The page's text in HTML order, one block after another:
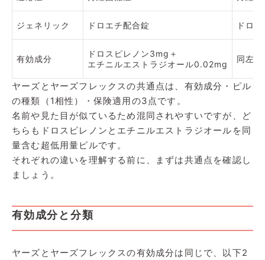
ジェネリック ドロエチ配合錠 ドロ
有効成分
ドロスピレノン3mg＋
エチニルエストラジオール0.02mg
同左
ヤーズとヤーズフレックスの共通点は、有効成分・ピル
の種類（1相性）・保険適用の3点です。
名前や見た目が似ているため混同されやすいですが、ど
ちらもドロスピレノンとエチニルエストラジオールを同
量含む超低用量ピルです。
それぞれの違いを理解する前に、まずは共通点を確認し
ましょう。
有効成分と分類
ヤーズとヤーズフレックスの有効成分は同じで、以下2